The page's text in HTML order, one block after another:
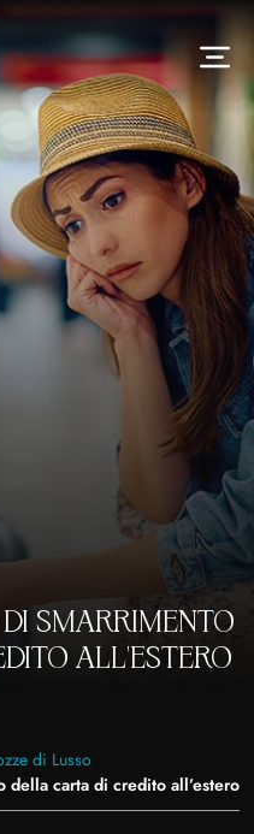
SMARRIMENTO
ALL’ESTERO
di Lusso
della carta di credito all’estero